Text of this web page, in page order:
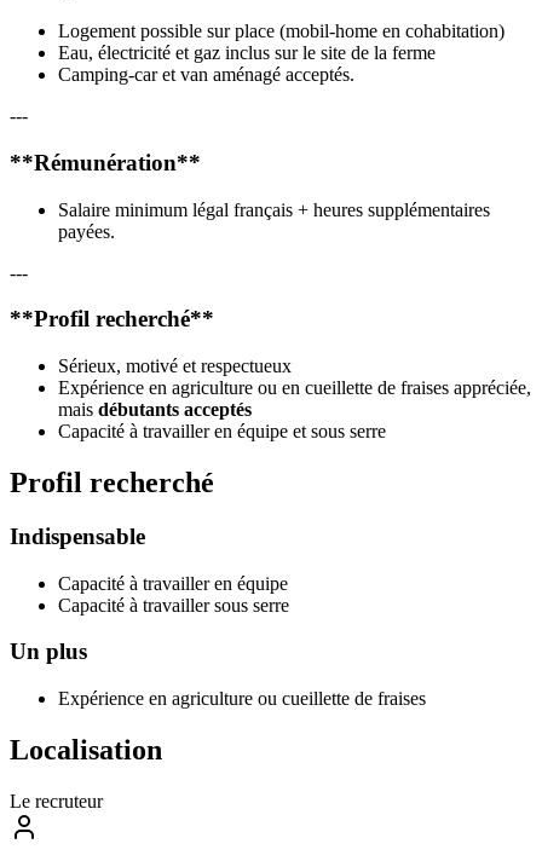
Logement possible sur place (mobil-home en cohabitation)
Eau, électricité et gaz inclus sur le site de la ferme
Camping-car et van aménagé acceptés.
---
**Rémunération**
Salaire minimum légal français + heures supplémentaires
payées.
---
**Profil recherché**
Sérieux, motivé et respectueux
Expérience en agriculture ou en cueillette de fraises appréciée,
mais débutants acceptés
Capacité à travailler en équipe et sous serre
Profil recherché
Indispensable
Capacité à travailler en équipe
Capacité à travailler sous serre
Un plus
Expérience en agriculture ou cueillette de fraises
Localisation
Le recruteur